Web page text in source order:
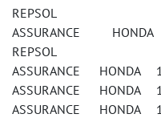
REPSOL
ASSURANCE
REPSOL
ASSURANCE HONDA
ASSURANCE HONDA
ASSURANCE HONDA